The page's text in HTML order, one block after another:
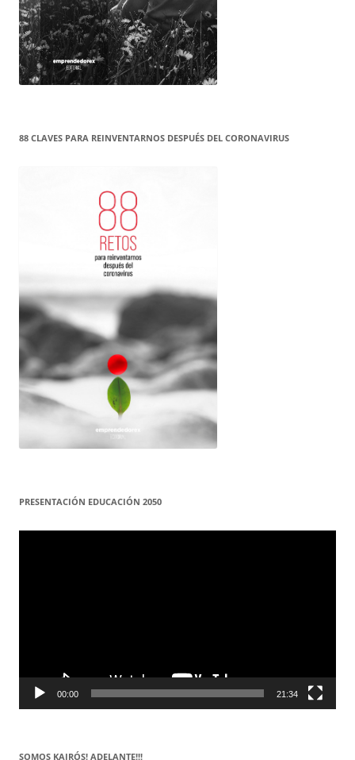
88 CLAVES PARA REINVENTARNOS DESPUÉS DEL CORONAVIRUS
PRESENTACIÓN EDUCACIÓN 2050
Reproductor
00:00 21:34
SOMOS KAIRÓS! ADELANTE!!!